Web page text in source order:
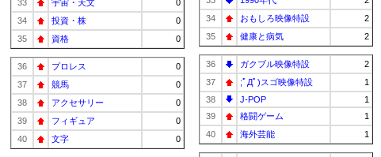
33
宇宙・天文
0
34
投資・株
0
35
資格 0
36 プロレス
0
37
競馬
0
38
アクセサリー
0
39
フィギュア
0
40
文字 0
34
おもしろ映像特設
2
35
健康と病気 2
36 ガクブル映像特設
2
37
;ﾟДﾟ)スゴ映像特設
1
38
J-POP
1
39
格闘ゲーム
1
40
海外芸能 1